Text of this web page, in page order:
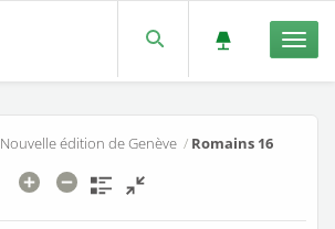
Nouvelle édition de Genève/ Romains 16